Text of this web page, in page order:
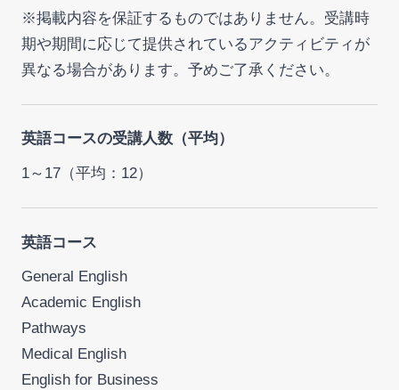
※掲載内容を保証するものではありません。受講時
期や期間に応じて提供されているアクティビティが
異なる場合があります。予めご了承ください。
英語コースの受講人数（平均）
1～17（平均：12）
英語コース
General English
Academic English
Pathways
Medical English
English for Business